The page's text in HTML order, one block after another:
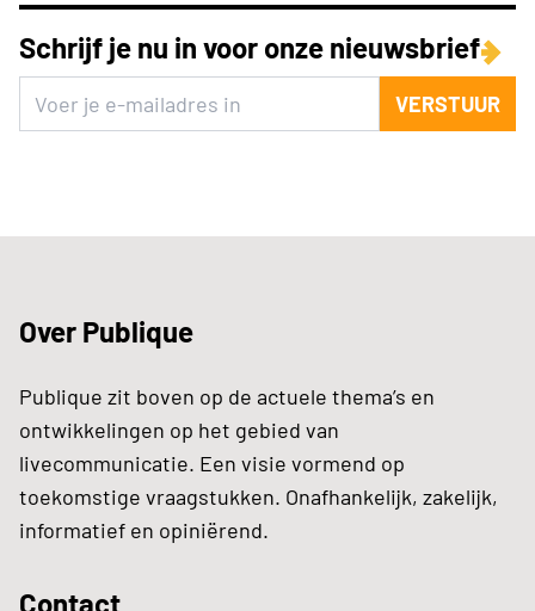
Schrijf je nu in voor onze nieuwsbrief
VERSTUUR
Over Publique
Publique zit boven op de actuele thema’s en
ontwikkelingen op het gebied van
livecommunicatie. Een visie vormend op
toekomstige vraagstukken. Onafhankelijk, zakelijk,
informatief en opiniërend.
Contact